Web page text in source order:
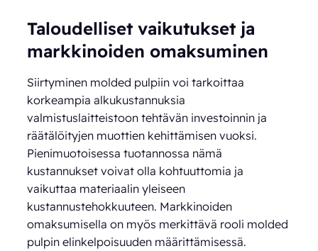
Taloudelliset vaikutukset ja
markkinoiden omaksuminen
Siirtyminen molded pulpiin voi tarkoittaa
korkeampia alkukustannuksia
valmistuslaitteistoon tehtävän investoinnin ja
räätälöityjen muottien kehittämisen vuoksi.
Pienimuotoisessa tuotannossa nämä
kustannukset voivat olla kohtuuttomia ja
vaikuttaa materiaalin yleiseen
kustannustehokkuuteen. Markkinoiden
omaksumisella on myös merkittävä rooli molded
pulpin elinkelpoisuuden määrittämisessä.